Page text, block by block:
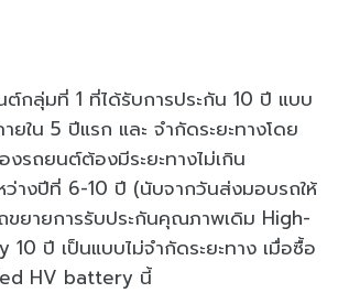
กลุ่มที่ 1 ที่ได้รับการประกัน 10 ปี แบบ
ยใน 5 ปีแรก และ จำกัดระยะทางโดย
รถยนต์ต้องมีระยะทางไม่เกิน
างปีที่ 6-10 ปี (นับจากวันส่งมอบรถให้
ขยายการรับประกันคุณภาพเดิม High-
ปี เป็นแบบไม่จำกัดระยะทาง เมื่อซื้อ
HV battery นี้